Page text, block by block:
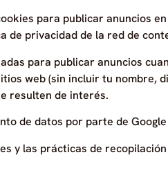
para publicar anuncios
de privacidad de la red de
para publicar anuncios
web (sin incluir tu
resulten de interés.
de datos por parte de
y las prácticas de